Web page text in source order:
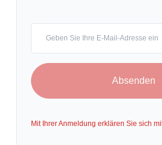
Absenden
Mit Ihrer Anmeldung erklären Sie sich